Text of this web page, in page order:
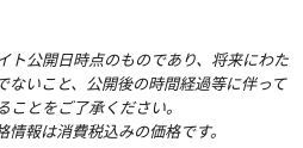
公開日時点のものであり、将来にわた
ないこと、公開後の時間経過等に伴って
とをご了承ください。
報は消費税込みの価格です。